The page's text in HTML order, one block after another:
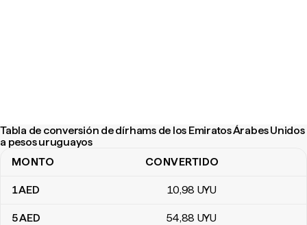
Tabla de conversión de dírhams de los Emiratos Árabes Unidos
a pesos uruguayos
Tabla de conversión de dírhams de los Emiratos Árabes Unidos
MONTO CONVERTIDO
1AED 10,98 UYU
5AED 54,88 UYU